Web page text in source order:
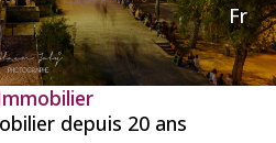
Fr
depuis 20 ans